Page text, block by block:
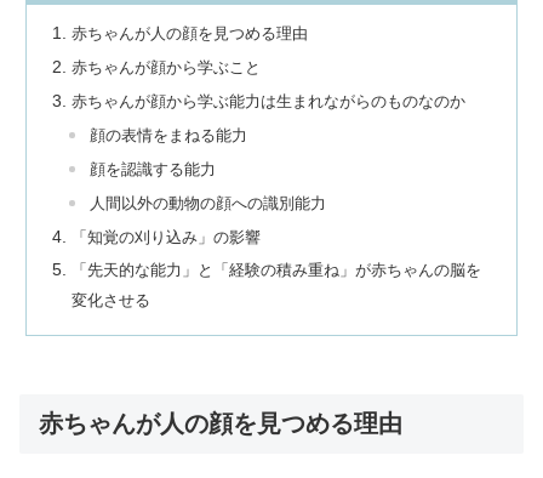
赤ちゃんが人の顔を見つめる理由
赤ちゃんが顔から学ぶこと
赤ちゃんが顔から学ぶ能力は生まれながらのものなのか
顔の表情をまねる能力
顔を認識する能力
人間以外の動物の顔への識別能力
「知覚の刈り込み」の影響
「先天的な能力」と「経験の積み重ね」が赤ちゃんの脳を
変化させる
赤ちゃんが人の顔を見つめる理由